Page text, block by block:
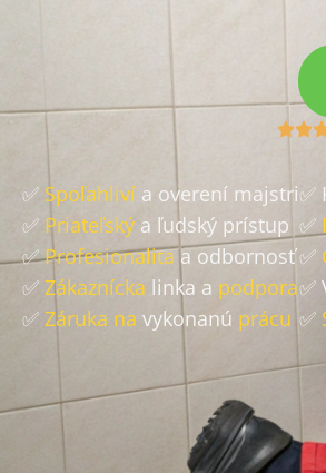
✅ Spoľahliví a overení majstri
✅ Priateľský a ľudský prístup
✅Profesionalitaa odbornosť
✅ Zákaznícka linka a podpora
✅ Záruka na vykonanú prácu
✅
✅
✅
✅
✅